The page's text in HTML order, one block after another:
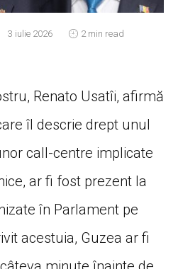
3 iulie 2026 2 min read
Renato Usatîi, afirmă
îl descrie drept unul
call-centre implicate
ar fi fost prezent la
în Parlament pe
acestuia, Guzea ar fi